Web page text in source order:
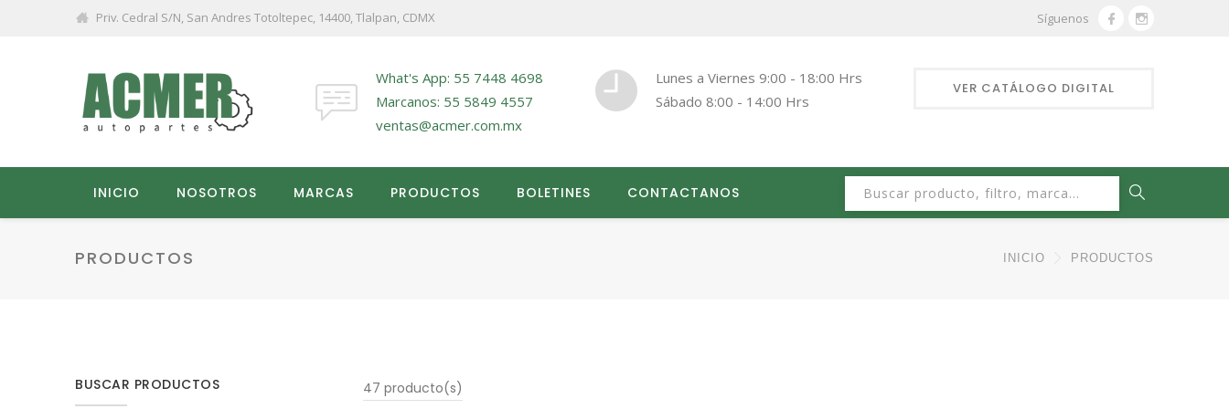
Priv. Cedral S/N, San Andres Totoltepec, 14400, Tlalpan, CDMX Síguenos
VER CATÁLOGO DIGITAL
What's App: 55 7448 4698
Marcanos: 55 5849 4557
ventas@acmer.com.mx
Lunes a Viernes 9:00 - 18:00 Hrs
Sábado 8:00 - 14:00 Hrs
INICIO NOSOTROS MARCAS PRODUCTOS BOLETINES CONTACTANOS Buscar:
PRODUCTOS INICIO PRODUCTOS
47 producto(s)
BUSCAR PRODUCTOS